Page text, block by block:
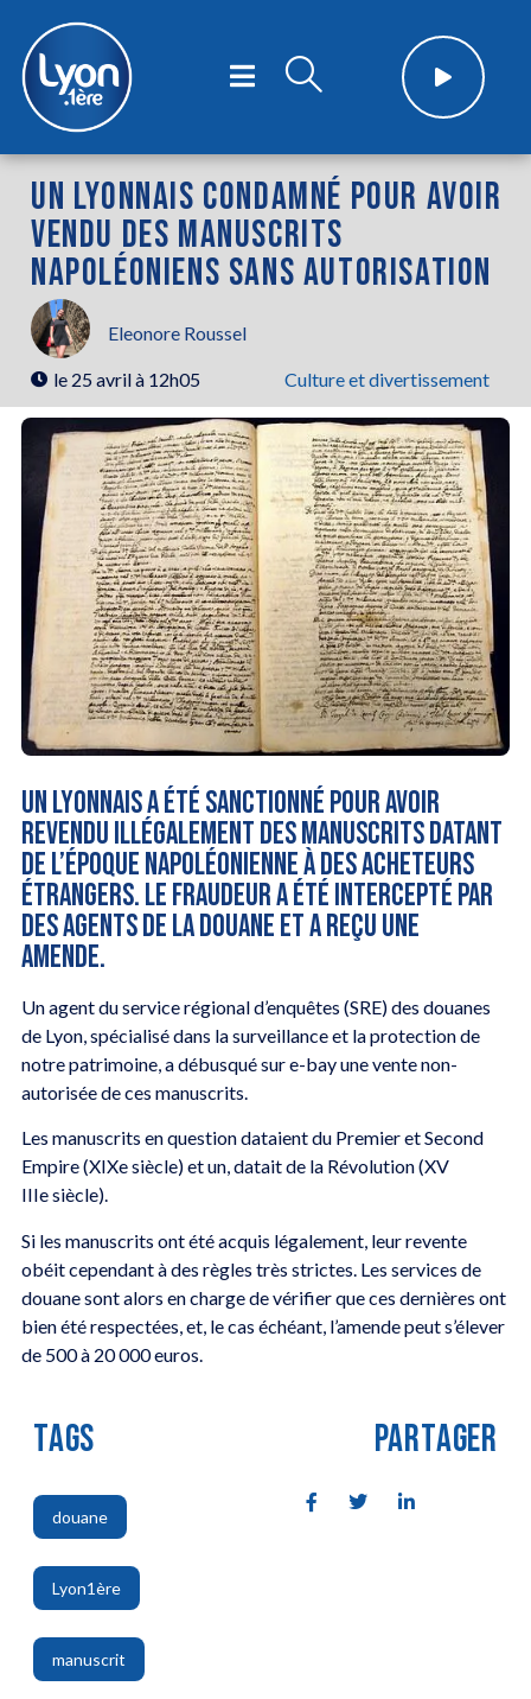
UN LYONNAIS CONDAMNÉ POUR AVOIR
VENDU DES MANUSCRITS
NAPOLÉONIENS SANS AUTORISATION
Eleonore Roussel
le 25 avril à 12h05 Culture et divertissement
Un Lyonnais a été sanctionné pour avoir
revendu illégalement des manuscrits datant
de l’époque napoléonienne à des acheteurs
étrangers. Le fraudeur a été intercepté par
des agents de la douane et a reçu une
amende.
Un agent du service régional d’enquêtes (SRE) des douanes
de Lyon, spécialisé dans la surveillance et la protection de
notre patrimoine, a débusqué sur e-bay une vente non-
autorisée de ces manuscrits.
Les manuscrits en question dataient du Premier et Second
Empire (XIXe siècle) et un, datait de la Révolution (XV
IIIe siècle).
Si les manuscrits ont été acquis légalement, leur revente
obéit cependant à des règles très strictes. Les services de
douane sont alors en charge de vérifier que ces dernières ont
bien été respectées, et, le cas échéant, l’amende peut s’élever
de 500 à 20 000 euros.
TAGS
douane
,
Lyon1ère
,
manuscrit
,
PARTAGER